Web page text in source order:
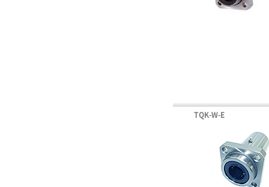
TQK-W-E